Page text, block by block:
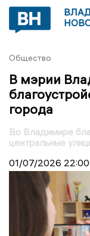
Общество
В мэрии
города
Во Владимире
центральные
01/07/2026 22:00